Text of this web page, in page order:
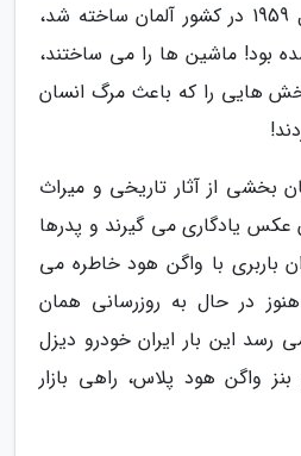
وقتی این کامیون در سال 1959 در کشور آلمان ساخته شد،
بود! ماشین ها را می ساختند،
هایی را که باعث مرگ انسان
بخشی از آثار تاریخی و میراث
یادگاری می گیرند و پدرها
باربری با واگن هود خاطره می
هنوز در حال به روزرسانی همان
رسد این بار ایران خودرو دیزل
واگن هود پلاس، راهی بازار